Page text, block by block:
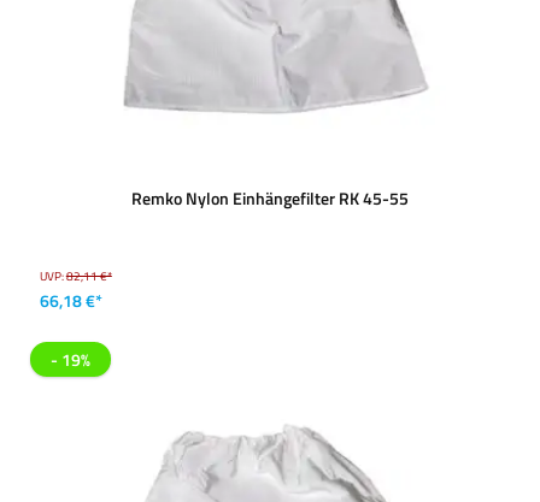
Remko Nylon Einhängefilter RK 45-55
UVP:82,11 €*
66,18 €*
- 19%